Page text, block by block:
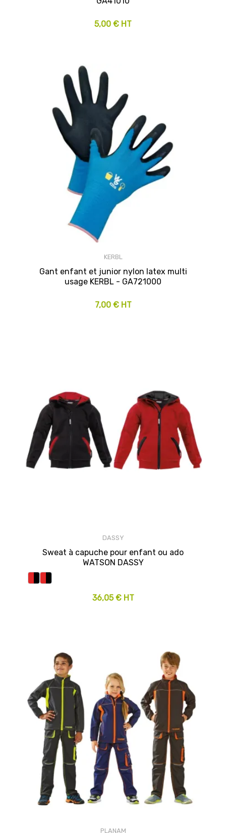
5,00 € HT
KERBL
Gant enfant et junior nylon latex multi
usage KERBL - GA721000
7,00 € HT
DASSY
Sweat à capuche pour enfant ou ado
WATSON DASSY
36,05 € HT
PLANAM